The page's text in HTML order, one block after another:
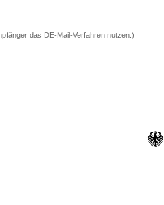
das DE-Mail-Verfahren nutzen.)